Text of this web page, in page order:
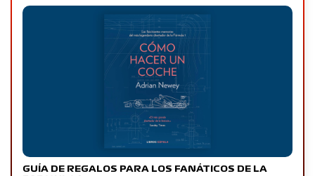
GUÍA DE REGALOS PARA LOS FANÁTICOS DE LA